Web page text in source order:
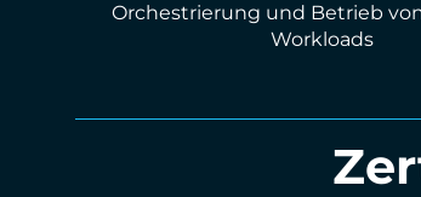
Orchestrierung und Betrieb
Workloads